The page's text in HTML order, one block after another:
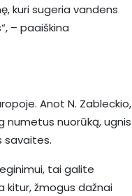
kuri sugeria vandens
– paaiškina
Anot N. Zableckio,
numetus nuorūką, ugnis
savaites.
tai galite
kitur, žmogus dažnai